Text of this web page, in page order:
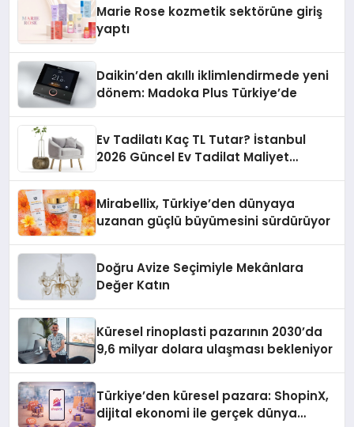
Marie Rose kozmetik sektörüne giriş
yaptı
Daikin’den akıllı iklimlendirmede yeni
dönem: Madoka Plus Türkiye’de
Ev Tadilatı Kaç TL Tutar? İstanbul
2026 Güncel Ev Tadilat Maliyet
Mirabellix, Türkiye’den dünyaya
uzanan güçlü büyümesini sürdürüyor
Doğru Avize Seçimiyle Mekânlara
Değer Katın
Küresel rinoplasti pazarının 2030’da
9,6 milyar dolara ulaşması bekleniyor
Türkiye’den küresel pazara: ShopinX,
dijital ekonomi ile gerçek dünya